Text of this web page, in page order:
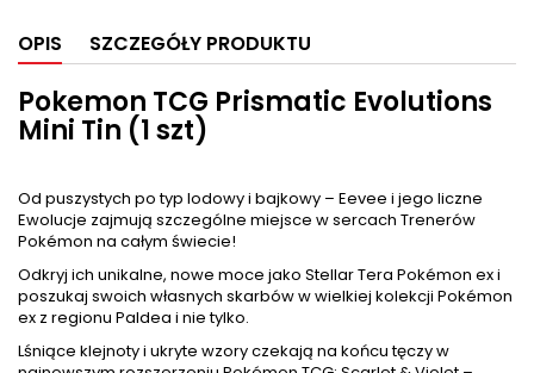
OPIS SZCZEGÓŁY PRODUKTU
Pokemon TCG Prismatic Evolutions
Mini Tin (1 szt)
Od puszystych po typ lodowy i bajkowy – Eevee i jego liczne
Ewolucje zajmują szczególne miejsce w sercach Trenerów
Pokémon na całym świecie!
Odkryj ich unikalne, nowe moce jako Stellar Tera Pokémon ex i
poszukaj swoich własnych skarbów w wielkiej kolekcji Pokémon
ex z regionu Paldea i nie tylko.
Lśniące klejnoty i ukryte wzory czekają na końcu tęczy w